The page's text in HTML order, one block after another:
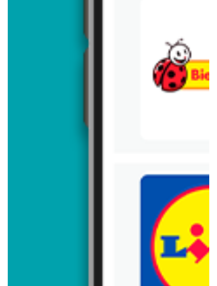
Trafiłeś na nieaktualną gazetkę
Zobacz aktualne gazetki Blix!